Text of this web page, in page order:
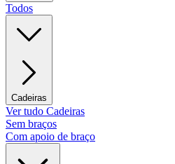
Todos
Cadeiras
Ver tudo Cadeiras
Sem braços
Com apoio de braço